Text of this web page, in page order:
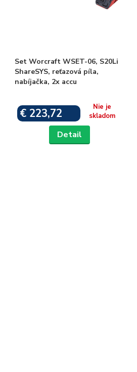
Set Worcraft WSET-06, S20Li
ShareSYS, reťazová píla,
nabíjačka, 2x accu
€ 223,72
Nie je
skladom
Detail